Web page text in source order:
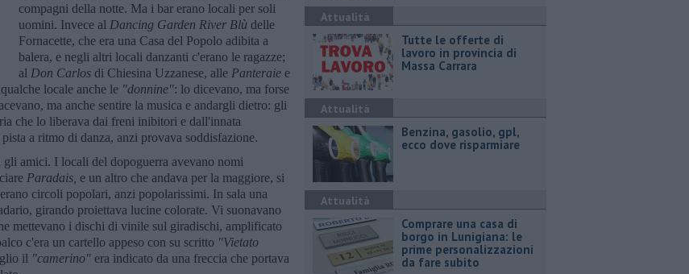
compagni della notte. Ma i bar erano locali per soli
uomini. Invece al Dancing Garden River Blù delle
Fornacette, che era una Casa del Popolo adibita a
balera, e negli altri locali danzanti c'erano le ragazze;
al Don Carlos di Chiesina Uzzanese, alle Panteraie e
locale anche le "donnine": lo dicevano, ma forse
ma anche sentire la musica e andargli dietro: gli
che lo liberava dai freni inibitori e dall'innata
a ritmo di danza, anzi provava soddisfazione.
amici. I locali del dopoguerra avevano nomi
Paradais, e un altro che andava per la maggiore, si
circoli popolari, anzi popolarissimi. In sala una
girando proiettava lucine colorate. Vi suonavano
mettevano i dischi di vinile sul giradischi, amplificato
c'era un cartello appeso con su scritto "Vietato
il "camerino" era indicato da una freccia che portava
Attualità
​Tutte le offerte di
lavoro in provincia di
Massa Carrara
Attualità
​Benzina, gasolio, gpl,
ecco dove risparmiare
Attualità
Comprare una casa di
borgo in Lunigiana: le
prime personalizzazioni
da fare subito